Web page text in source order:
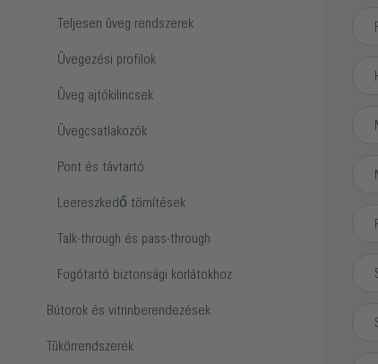
Teljesen üveg rendszerek
Üvegezési profilok
Üveg ajtókilincsek
Üvegcsatlakozók
Pont és távtartó
Leereszkedő tömítések
Talk-through és pass-through
Fogótartó biztonsági korlátokhoz
Bútorok és vitrinberendezések
Tükörrendszerek